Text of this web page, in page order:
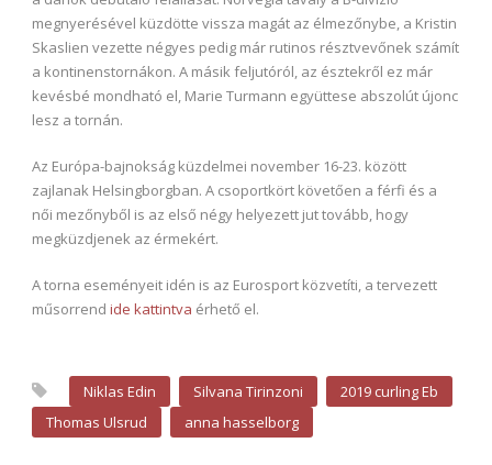
megnyerésével küzdötte vissza magát az élmezőnybe, a Kristin
Skaslien vezette négyes pedig már rutinos résztvevőnek számít
a kontinenstornákon. A másik feljutóról, az észtekről ez már
kevésbé mondható el, Marie Turmann együttese abszolút újonc
lesz a tornán.
Az Európa-bajnokság küzdelmei november 16-23. között
zajlanak Helsingborgban. A csoportkört követően a férfi és a
női mezőnyből is az első négy helyezett jut tovább, hogy
megküzdjenek az érmekért.
A torna eseményeit idén is az Eurosport közvetíti, a tervezett
műsorrend ide kattintva érhető el.
Niklas Edin Silvana Tirinzoni
2019 curling Eb
Thomas Ulsrud
anna hasselborg